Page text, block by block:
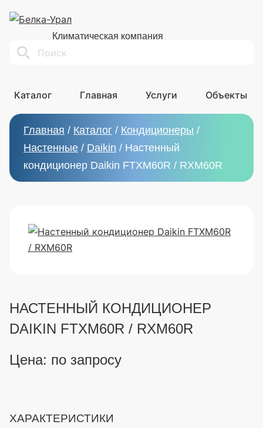
Климатическая компания
Search
Каталог Главная Услуги Объекты
Главная / Каталог / Кондиционеры /
Настенные / Daikin / Настенный
кондиционер Daikin FTXM60R / RXM60R
НАСТЕННЫЙ КОНДИЦИОНЕР
DAIKIN FTXM60R / RXM60R
Цена: по запросу
ХАРАКТЕРИСТИКИ